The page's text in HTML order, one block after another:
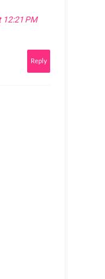
12:21 PM
Reply